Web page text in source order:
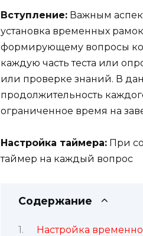
Вступление: Важным
установка временных
формирующему вопросы
каждую часть теста или
или проверке знаний. В
продолжительность
ограниченное время на
Настройка таймера: При
таймер на каждый вопрос
Содержание
Настройка